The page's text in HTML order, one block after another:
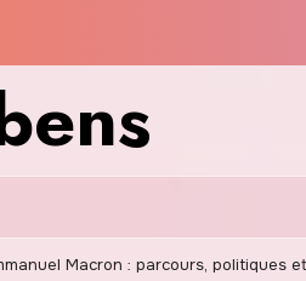
Macron : parcours, politiques